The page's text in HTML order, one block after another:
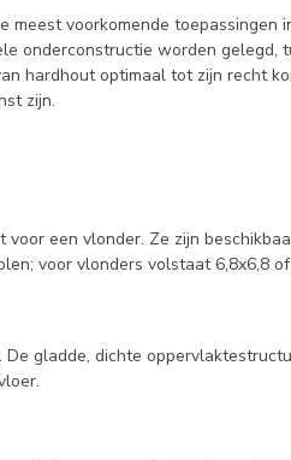
voorkomende
onderconstructie worden
hardhout optimaal tot zijn recht
zijn.
een vlonder. Ze zijn
voor vlonders volstaat 6,8x6,8
gladde, dichte